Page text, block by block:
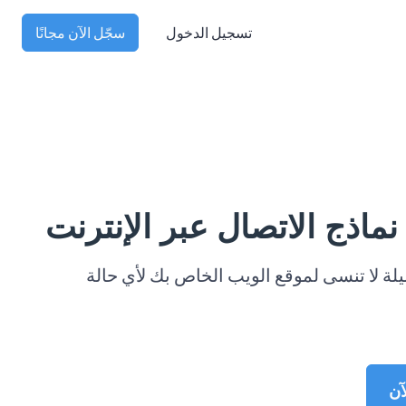
تسجيل الدخول سجّل الآن مجانًا
الاتصال عبر الإنترنت
لا تنسى لموقع الويب الخاص بك لأي حالة